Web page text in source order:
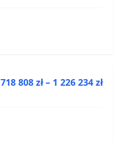
718 808 zł – 1 226 234 zł